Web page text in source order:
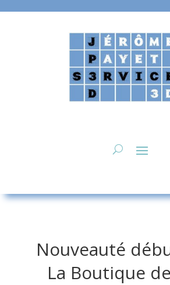
Nouveauté
La Boutique